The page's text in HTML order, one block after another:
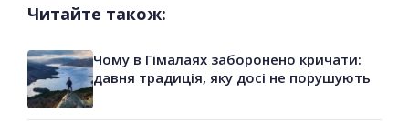
Читайте також:
Чому в Гімалаях заборонено кричати:
давня традиція, яку досі не порушують